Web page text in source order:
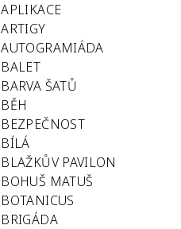
APLIKACE
ARTIGY
AUTOGRAMIÁDA
BALET
BARVA ŠATŮ
BĚH
BEZPEČNOST
BÍLÁ
BLAŽKŮV PAVILON
BOHUŠ MATUŠ
BOTANICUS
BRIGÁDA